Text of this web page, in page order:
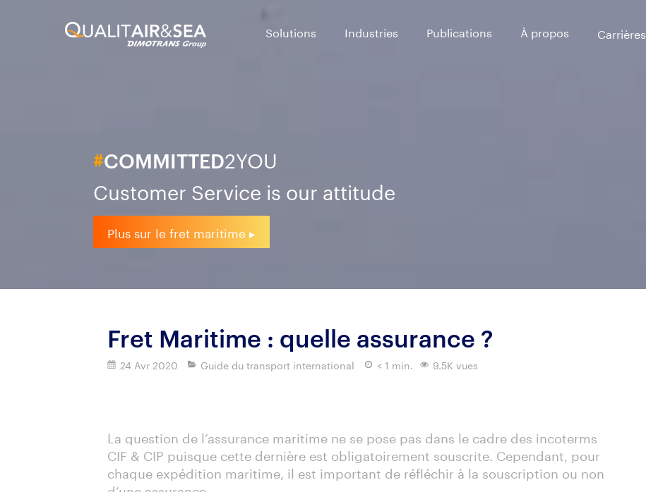
Solutions Industries Publications À propos Carrières
#COMMITTED2YOU
Customer Service is our attitude
Plus sur le fret maritime ▸
Fret Maritime : quelle assurance ?
24 Avr 2020 Guide du transport international < 1 min. 9.5K vues
La question de l’assurance maritime ne se pose pas dans le cadre des incoterms
CIF & CIP puisque cette dernière est obligatoirement souscrite. Cependant, pour
chaque expédition maritime, il est important de réfléchir à la souscription ou non